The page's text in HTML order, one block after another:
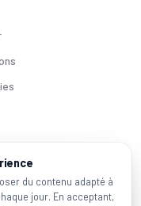
du contenu adapté à
jour. En acceptant,